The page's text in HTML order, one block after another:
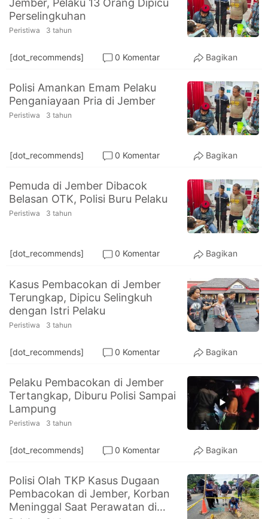
PT.
Balqis
Cyber
Media
Jember, Pelaku 13 Orang Dipicu
Perselingkuhan
Peristiwa 3 tahun
[dot_recommends] 0 Komentar Bagikan
Polisi Amankan Emam Pelaku
Penganiayaan Pria di Jember
Peristiwa 3 tahun
[dot_recommends] 0 Komentar Bagikan
Pemuda di Jember Dibacok
Belasan OTK, Polisi Buru Pelaku
Peristiwa 3 tahun
[dot_recommends] 0 Komentar Bagikan
Kasus Pembacokan di Jember
Terungkap, Dipicu Selingkuh
dengan Istri Pelaku
Peristiwa 3 tahun
[dot_recommends] 0 Komentar Bagikan
Pelaku Pembacokan di Jember
Tertangkap, Diburu Polisi Sampai
Lampung
Peristiwa 3 tahun
[dot_recommends] 0 Komentar Bagikan
Polisi Olah TKP Kasus Dugaan
Pembacokan di Jember, Korban
Meninggal Saat Perawatan di